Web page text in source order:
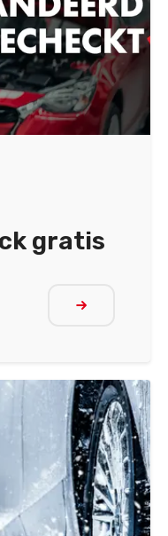
gratis
Meer lezen